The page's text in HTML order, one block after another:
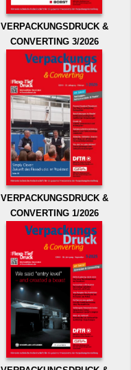
VERPACKUNGSDRUCK &
CONVERTING 3/2026
VERPACKUNGSDRUCK &
CONVERTING 1/2026